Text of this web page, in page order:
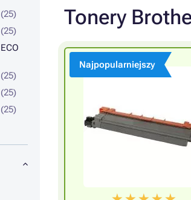
(25)
(25)
(25)
(25)
(25)
Tonery
Najpopularniejszy